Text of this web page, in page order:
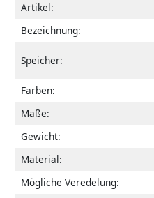
Artikel:
Bezeichnung:
Speicher:
Farben:
Maße:
Gewicht:
Material:
Mögliche Veredelung: